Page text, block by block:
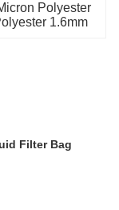
Polyester
1.6mm
Filter Bag